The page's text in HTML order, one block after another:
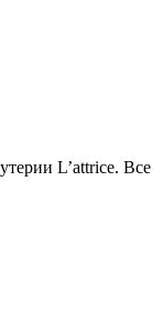
L’attrice. Все